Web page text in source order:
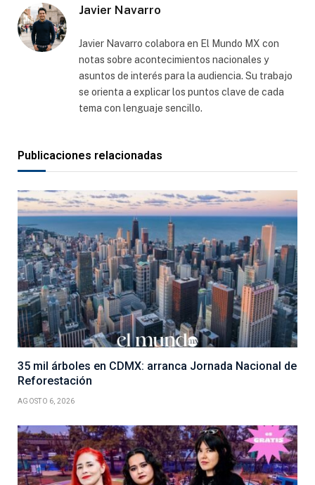
Javier Navarro
Javier Navarro colabora en El Mundo MX con
notas sobre acontecimientos nacionales y
asuntos de interés para la audiencia. Su trabajo
se orienta a explicar los puntos clave de cada
tema con lenguaje sencillo.
Publicaciones relacionadas
35 mil árboles en CDMX: arranca Jornada Nacional de
Reforestación
AGOSTO 6, 2026